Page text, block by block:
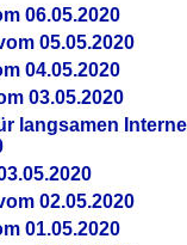
06.05.2020
05.05.2020
04.05.2020
03.05.2020
langsamen
02.05.2020
01.05.2020